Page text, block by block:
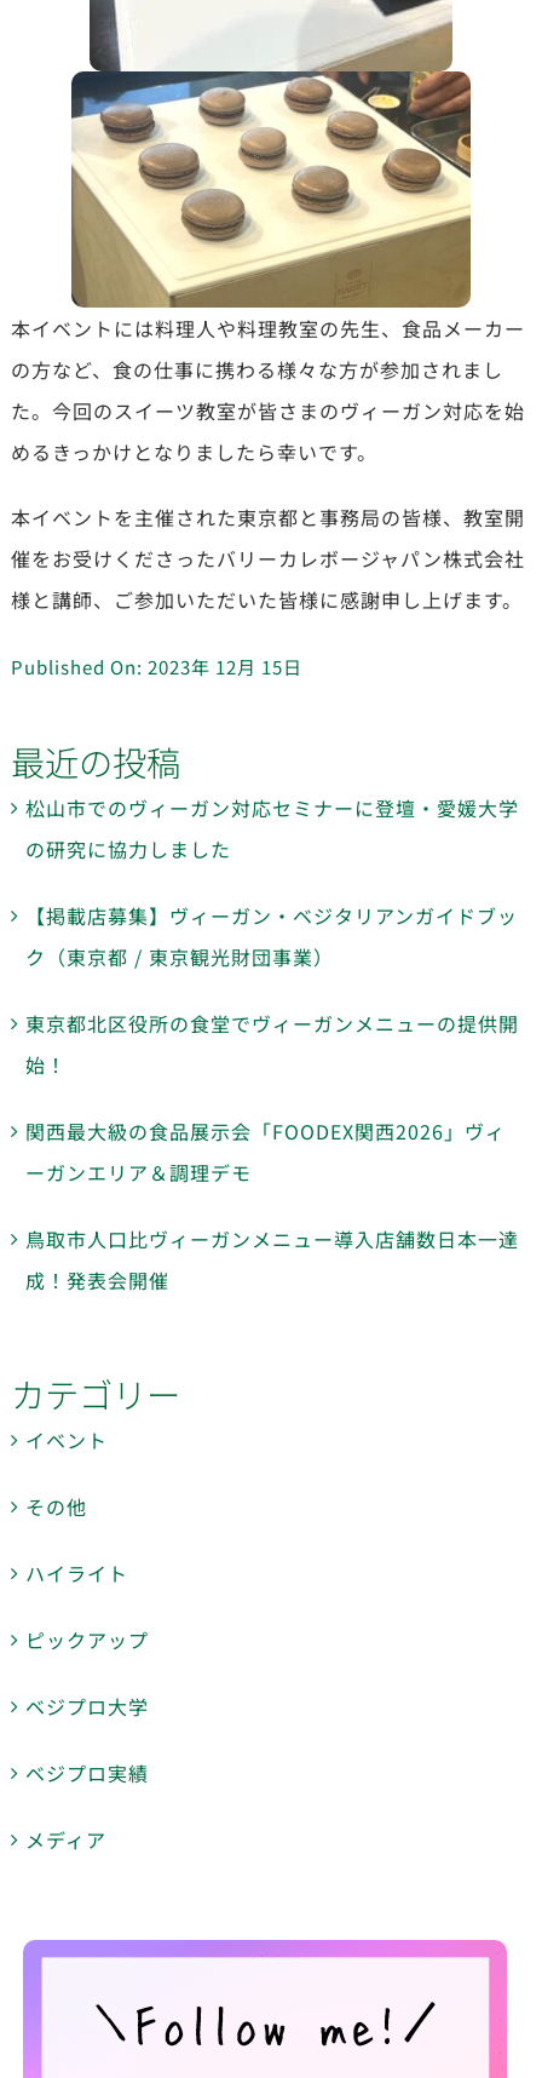
本イベントには料理人や料理教室の先生、食品メーカー
の方など、食の仕事に携わる様々な方が参加されまし
た。今回のスイーツ教室が皆さまのヴィーガン対応を始
めるきっかけとなりましたら幸いです。
本イベントを主催された東京都と事務局の皆様、教室開
催をお受けくださったバリーカレボージャパン株式会社
様と講師、ご参加いただいた皆様に感謝申し上げます。
Published On: 2023年 12月 15日
最近の投稿
松山市でのヴィーガン対応セミナーに登壇・愛媛大学
の研究に協力しました
【掲載店募集】ヴィーガン・ベジタリアンガイドブッ
ク（東京都 / 東京観光財団事業）
東京都北区役所の食堂でヴィーガンメニューの提供開
始！
関西最大級の食品展示会「FOODEX関西2026」ヴィ
ーガンエリア＆調理デモ
鳥取市人口比ヴィーガンメニュー導入店舗数日本一達
成！発表会開催
カテゴリー
イベント
その他
ハイライト
ピックアップ
ベジプロ大学
ベジプロ実績
メディア